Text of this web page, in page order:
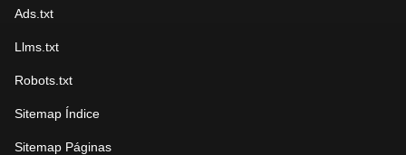
Ads.txt
Llms.txt
Robots.txt
Sitemap Índice
Sitemap Páginas